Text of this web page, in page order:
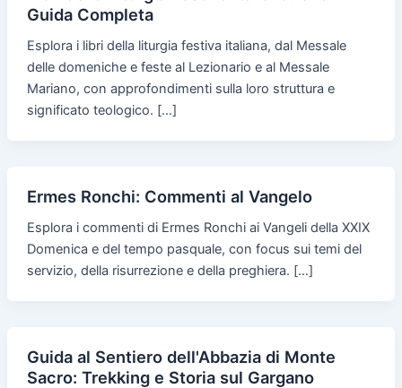
Guida Completa
Esplora i libri della liturgia festiva italiana, dal Messale
delle domeniche e feste al Lezionario e al Messale
Mariano, con approfondimenti sulla loro struttura e
significato teologico. […]
Ermes Ronchi: Commenti al Vangelo
Esplora i commenti di Ermes Ronchi ai Vangeli della XXIX
Domenica e del tempo pasquale, con focus sui temi del
servizio, della risurrezione e della preghiera. […]
Guida al Sentiero dell'Abbazia di Monte
Sacro: Trekking e Storia sul Gargano